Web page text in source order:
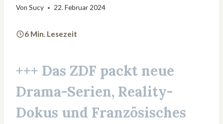
Von Sucy 22. Februar 2024
6 Min. Lesezeit
+++ Das ZDF packt neue
Drama-Serien, Reality-
Dokus und Französisches